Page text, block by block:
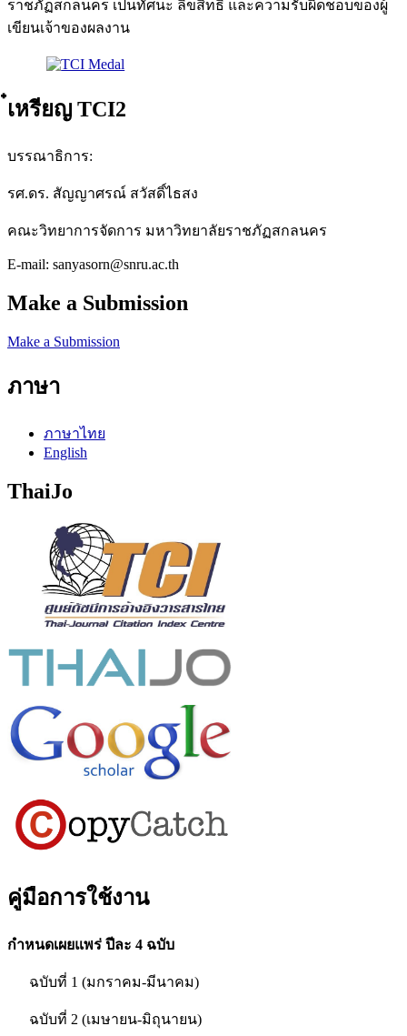
ราชภัฏสกลนคร เป็นทัศนะ ลิขสิทธิ์ และความรับผิดชอบของผู้
เขียนเจ้าของผลงาน
๋เหรียญ TCI2
บรรณาธิการ:
รศ.ดร. สัญญาศรณ์ สวัสดิ์ไธสง
คณะวิทยาการจัดการ มหาวิทยาลัยราชภัฏสกลนคร
E-mail: sanyasorn@snru.ac.th
Make a Submission
Make a Submission
ภาษา
ภาษาไทย
English
ThaiJo
คู่มือการใช้งาน
กำหนดเผยแพร่ ปีละ 4 ฉบับ
ฉบับที่ 1 (มกราคม-มีนาคม)
ฉบับที่ 2 (เมษายน-มิถุนายน)